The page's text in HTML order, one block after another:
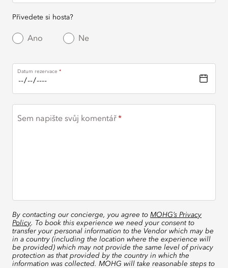
Přivedete si hosta?
Ano Ne
Datum rezervace
Sem napište svůj komentář
By contacting our concierge, you agree to MOHG’s Privacy
Policy. To book this experience we need your consent to
transfer your personal information to the Vendor which may be
in a country (including the location where the experience will
be provided) which may not provide the same level of privacy
protection as that provided by the country in which the
information was collected. MOHG will take reasonable steps to